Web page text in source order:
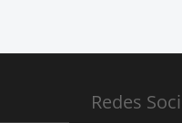
Redes